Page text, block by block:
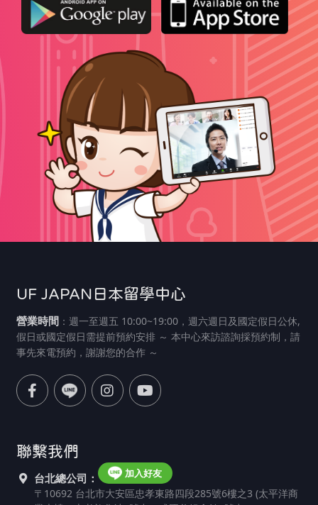
UF JAPAN日本留學中心
營業時間：週一至週五 10:00~19:00，週六週日及國定假日公休,
假日或國定假日需提前預約安排 ～ 本中心來訪諮詢採預約制，請
事先來電預約，謝謝您的合作 ～
聯繫我們
台北總公司： 加入好友
〒10692 台北市大安區忠孝東路四段285號6樓之3 (太平洋商